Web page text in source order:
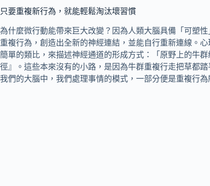
只要重複新行為，就能輕鬆淘汰壞習慣
為什麼微行動能帶來巨大改變？因為人類大腦具備「可塑
重複行為，創造出全新的神經連結，並能自行重新連線。
簡單的類比，來描述神經通道的形成方式：「原野上的牛
徑』。這些本來沒有的小路，是因為牛群重複行走把草都
我們的大腦中，我們處理事情的模式，一部分便是重複行為